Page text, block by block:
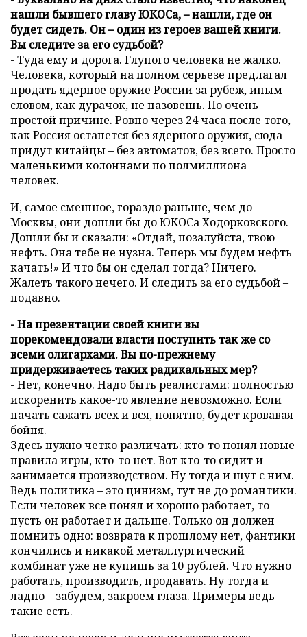
нашли бывшего главу ЮКОСа, – нашли, где он
будет сидеть. Он – один из героев вашей книги.
Вы следите за его судьбой?
- Туда ему и дорога. Глупого человека не жалко.
Человека, который на полном серьезе предлагал
продать ядерное оружие России за рубеж, иным
словом, как дурачок, не назовешь. По очень
простой причине. Ровно через 24 часа после того,
как Россия останется без ядерного оружия, сюда
придут китайцы – без автоматов, без всего. Просто
маленькими колоннами по полмиллиона
человек.
И, самое смешное, гораздо раньше, чем до
Москвы, они дошли бы до ЮКОСа Ходорковского.
Дошли бы и сказали: «Отдай, позалуйста, твою
нефть. Она тебе не нузна. Теперь мы будем нефть
качать!» И что бы он сделал тогда? Ничего.
Жалеть такого нечего. И следить за его судьбой –
подавно.
- На презентации своей книги вы
порекомендовали власти поступить так же со
всеми олигархами. Вы по-прежнему
придерживаетесь таких радикальных мер?
- Нет, конечно. Надо быть реалистами: полностью
искоренить какое-то явление невозможно. Если
начать сажать всех и вся, понятно, будет кровавая
бойня.
Здесь нужно четко различать: кто-то понял новые
правила игры, кто-то нет. Вот кто-то сидит и
занимается производством. Ну тогда и шут с ним.
Ведь политика – это цинизм, тут не до романтики.
Если человек все понял и хорошо работает, то
пусть он работает и дальше. Только он должен
помнить одно: возврата к прошлому нет, фантики
кончились и никакой металлургический
комбинат уже не купишь за 10 рублей. Что нужно
работать, производить, продавать. Ну тогда и
ладно – забудем, закроем глаза. Примеры ведь
такие есть.